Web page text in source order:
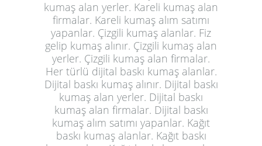
kumaş alan yerler. Kareli kumaş alan
firmalar. Kareli kumaş alım satımı
yapanlar. Çizgili kumaş alanlar. Fiz
gelip kumaş alınır. Çizgili kumaş alan
yerler. Çizgili kumaş alan firmalar.
Her türlü dijital baskı kumaş alanlar.
Dijital baskı kumaş alınır. Dijital baskı
kumaş alan yerler. Dijital baskı
kumaş alan firmalar. Dijital baskı
kumaş alım satımı yapanlar. Kağıt
baskı kumaş alanlar. Kağıt baskı